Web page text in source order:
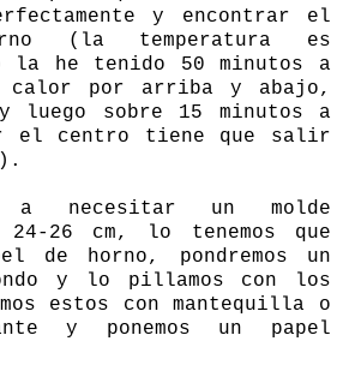
y encontrar el
(la temperatura es
he tenido 50 minutos a
calor por arriba y abajo,
luego sobre 15 minutos a
el centro tiene que salir
a necesitar un molde
24-26 cm, lo tenemos que
de horno, pondremos un
y lo pillamos con los
estos con mantequilla o
y ponemos un papel